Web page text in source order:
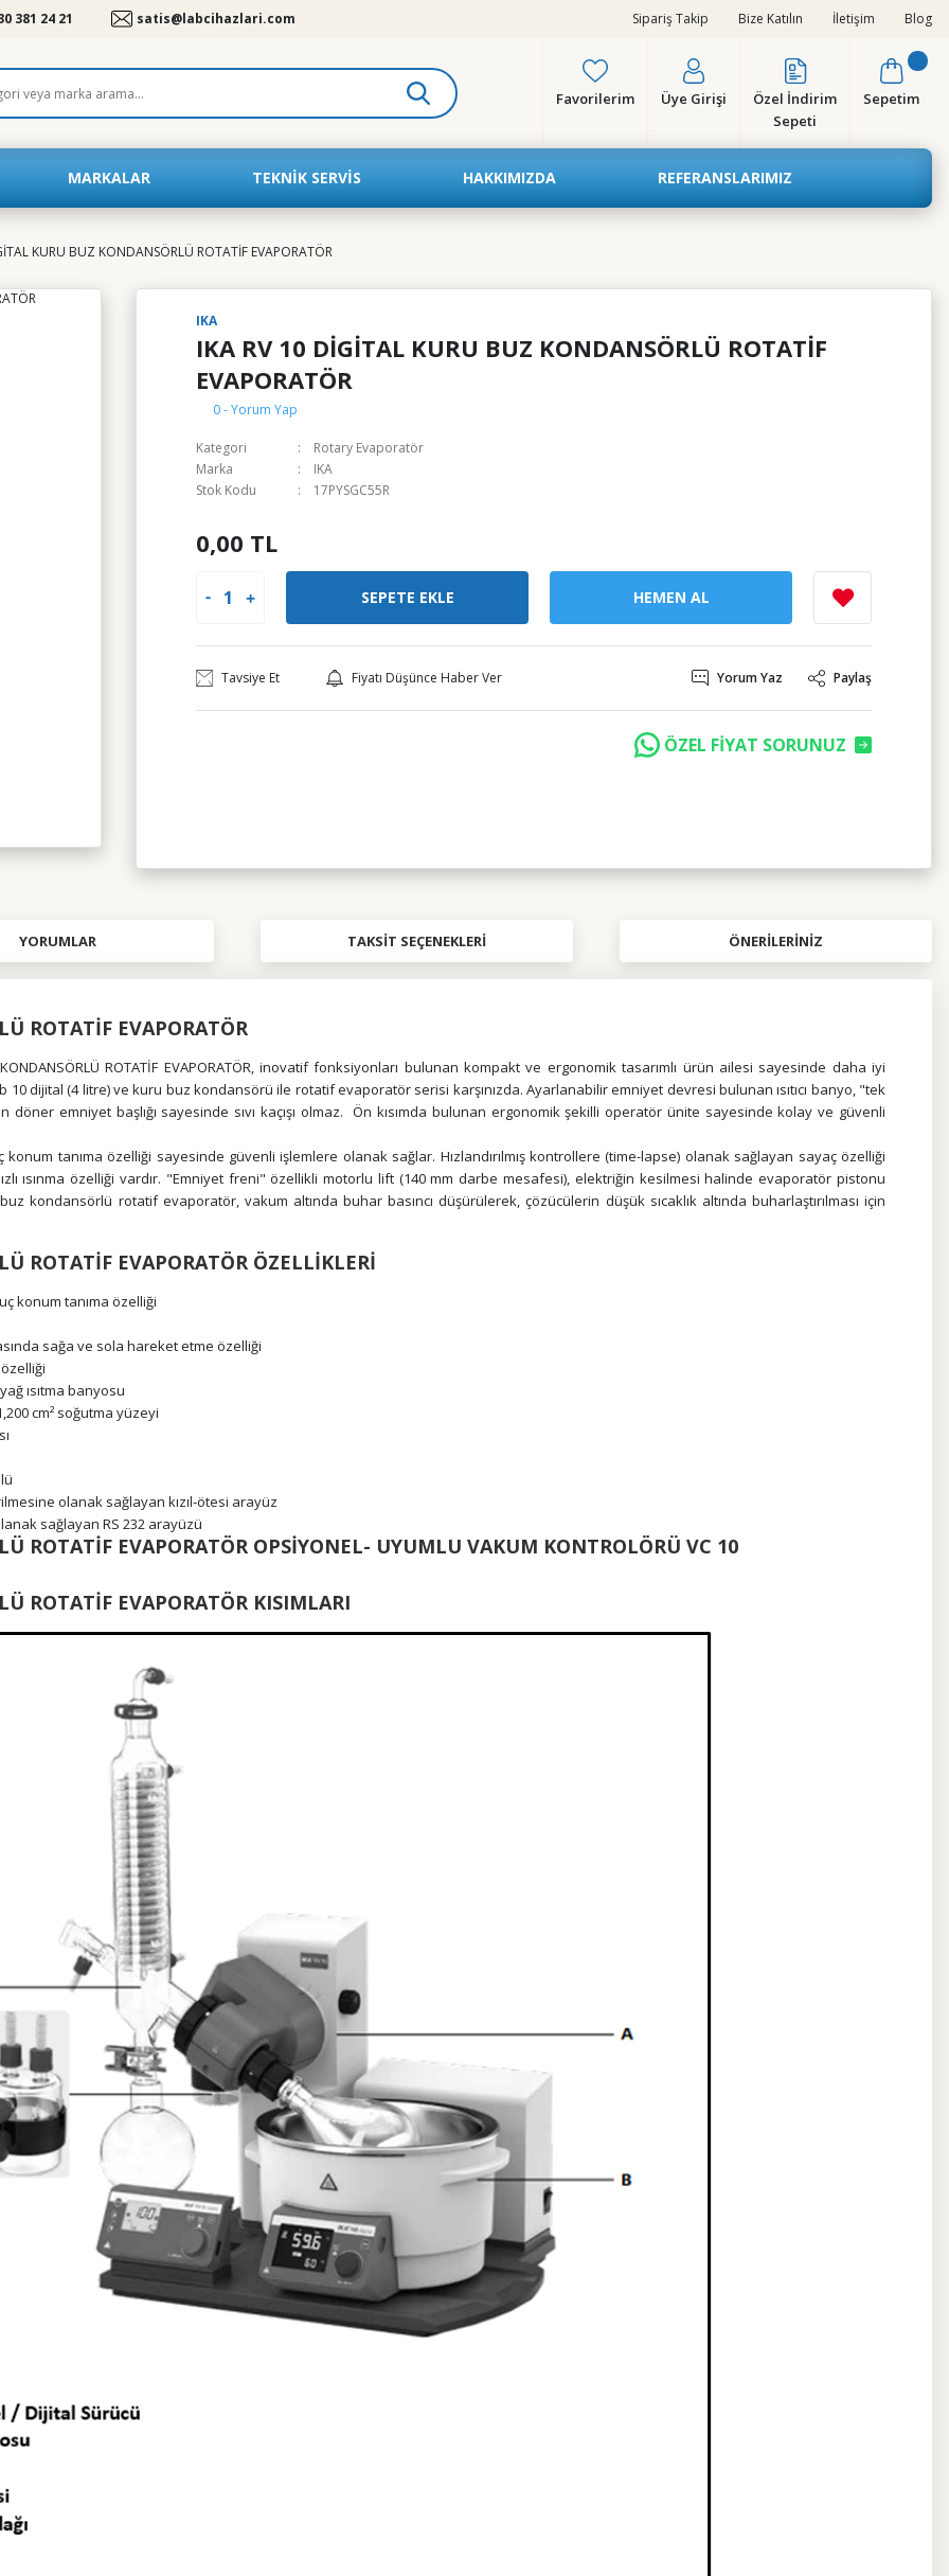
381 24 21 satis@labcihazlari.com Sipariş Takip Bize Katılın İletişim Blog
Favorilerim Üye Girişi
Özel İndirim
Sepeti
Sepetim
MARKALAR TEKNIK SERVIS HAKKIMIZDA REFERANSLARIMIZ
KURU BUZ KONDANSÖRLÜ ROTATİF EVAPORATÖR
IKA
IKA RV 10 DİGİTAL KURU BUZ KONDANSÖRLÜ ROTATİF
EVAPORATÖR
0 - Yorum Yap
Kategori
Rotary Evaporatör
Marka
IKA
Stok Kodu
17PYSGC55R
0,00 TL
SEPETE EKLE HEMEN AL
Tavsiye Et Fiyatı Düşünce Haber Ver Yorum Yaz Paylaş
ÖZEL FİYAT SORUNUZ
YORUMLAR TAKSIT SEÇENEKLERI ÖNERILERINIZ
ROTATİF EVAPORATÖR
ROTATİF EVAPORATÖR, inovatif fonksiyonları bulunan kompakt ve ergonomik tasarımlı ürün ailesi sayesinde daha iyi
10 dijital (4 litre) ve kuru buz kondansörü ile rotatif evaporatör serisi karşınızda. Ayarlanabilir emniyet devresi bulunan ısıtıcı banyo, "tek
emniyet başlığı sayesinde sıvı kaçışı olmaz. Ön kısımda bulunan ergonomik şekilli operatör ünite sayesinde kolay ve güvenli
konum tanıma özelliği sayesinde güvenli işlemlere olanak sağlar. Hızlandırılmış kontrollere (time-lapse) olanak sağlayan sayaç özelliği
ısınma özelliği vardır. "Emniyet freni" özellikli motorlu lift (140 mm darbe mesafesi), elektriğin kesilmesi halinde evaporatör pistonu
kondansörlü rotatif evaporatör, vakum altında buhar basıncı düşürülerek, çözücülerin düşük sıcaklık altında buharlaştırılması için
ROTATİF EVAPORATÖR ÖZELLİKLERİ
konum tanıma özelliği
sağa ve sola hareket etme özelliği
ısıtma banyosu
cm² soğutma yüzeyi
olanak sağlayan kızıl-ötesi arayüz
sağlayan RS 232 arayüzü
ROTATİF EVAPORATÖR OPSİYONEL- UYUMLU VAKUM KONTROLÖRÜ VC 10
ROTATİF EVAPORATÖR KISIMLARI